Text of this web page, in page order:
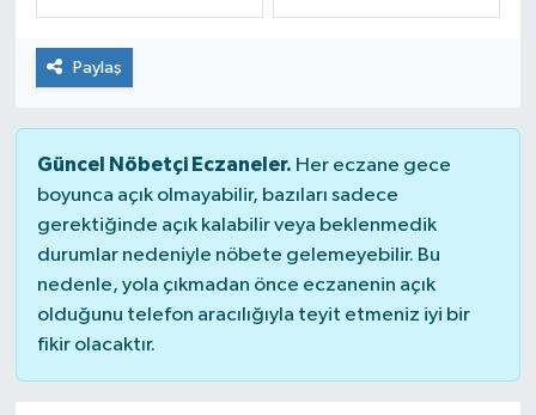
Paylaş
Güncel Nöbetçi Eczaneler. Her eczane gece
boyunca açık olmayabilir, bazıları sadece
gerektiğinde açık kalabilir veya beklenmedik
durumlar nedeniyle nöbete gelemeyebilir. Bu
nedenle, yola çıkmadan önce eczanenin açık
olduğunu telefon aracılığıyla teyit etmeniz iyi bir
fikir olacaktır.
Bilim veTeknoloji
Eğitim
SEKTÖR
Magazin